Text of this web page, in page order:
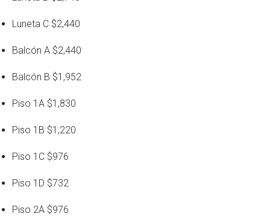
Luneta C $2,440
Balcón A $2,440
Balcón B $1,952
Piso 1A $1,830
Piso 1B $1,220
Piso 1C $976
Piso 1D $732
Piso 2A $976